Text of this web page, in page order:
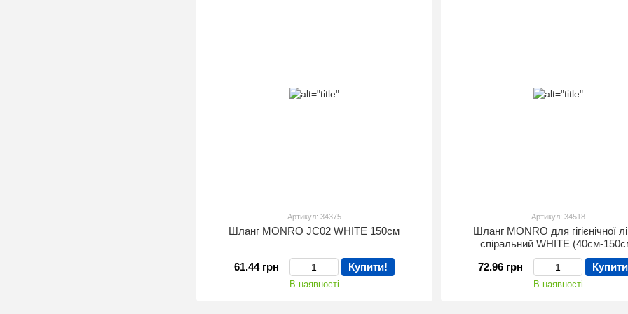
Артикул: 34375
Шланг MONRO JC02 WHITE 150см
61.44 грн Купити!
В наявності
Артикул: 34518
Шланг MONRO для гігієнічної
спіральний WHITE (40см-
72.96 грн
В наявності